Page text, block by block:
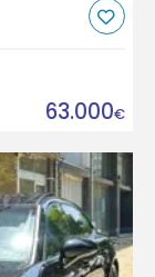
63.000€